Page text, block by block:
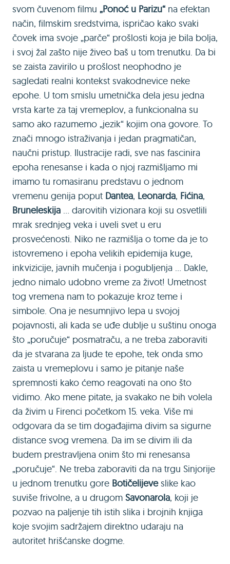
svom čuvenom filmu „Ponoć u Parizu“ na efektan
način, filmskim sredstvima, ispričao kako svaki
čovek ima svoje „parče“ prošlosti koja je bila bolja,
i svoj žal zašto nije živeo baš u tom trenutku. Da bi
se zaista zavirilo u prošlost neophodno je
sagledati realni kontekst svakodnevice neke
epohe. U tom smislu umetnička dela jesu jedna
vrsta karte za taj vremeplov, a funkcionalna su
samo ako razumemo „jezik“ kojim ona govore. To
znači mnogo istraživanja i jedan pragmatičan,
naučni pristup. Ilustracije radi, sve nas fascinira
epoha renesanse i kada o njoj razmišljamo mi
imamo tu romasiranu predstavu o jednom
vremenu genija poput Dantea, Leonarda, Fićina,
Bruneleskija ... darovitih vizionara koji su osvetlili
mrak srednjeg veka i uveli svet u eru
prosvećenosti. Niko ne razmišlja o tome da je to
istovremeno i epoha velikih epidemija kuge,
inkvizicije, javnih mučenja i pogubljenja ... Dakle,
jedno nimalo udobno vreme za život! Umetnost
tog vremena nam to pokazuje kroz teme i
simbole. Ona je nesumnjivo lepa u svojoj
pojavnosti, ali kada se uđe dublje u suštinu onoga
što „poručuje“ posmatraču, a ne treba zaboraviti
da je stvarana za ljude te epohe, tek onda smo
zaista u vremeplovu i samo je pitanje naše
spremnosti kako ćemo reagovati na ono što
vidimo. Ako mene pitate, ja svakako ne bih volela
da živim u Firenci početkom 15. veka. Više mi
odgovara da se tim događajima divim sa sigurne
distance svog vremena. Da im se divim ili da
budem prestravljena onim što mi renesansa
„poručuje“. Ne treba zaboraviti da na trgu Sinjorije
u jednom trenutku gore Botičelijeveslike kao
suviše frivolne, a u drugom Savonarola, koji je
pozvao na paljenje tih istih slika i brojnih knjiga
koje svojim sadržajem direktno udaraju na
autoritet hrišćanske dogme.